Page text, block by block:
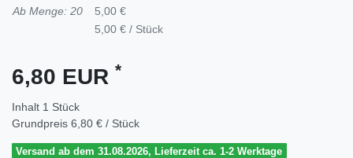
Ab Menge: 20
5,00 €
5,00 € / Stück
6,80 EUR *
Inhalt 1 Stück
Grundpreis 6,80 € / Stück
Versand ab dem 31.08.2026, Lieferzeit ca. 1-2 Werktage